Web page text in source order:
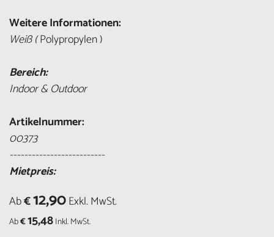
Weitere Informationen:
Weiß (Polypropylen )
Bereich:
Indoor & Outdoor
Artikelnummer:
00373
--------------------------
Mietpreis:
Ab€12,90Exkl. MwSt.
Ab€15,48Inkl. MwSt.